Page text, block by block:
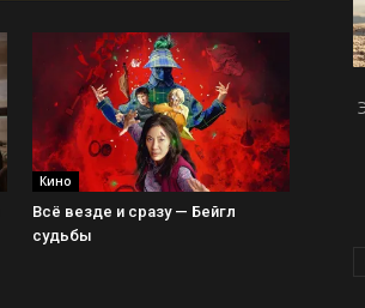
Кино
Всё везде и сразу — Бейгл
судьбы